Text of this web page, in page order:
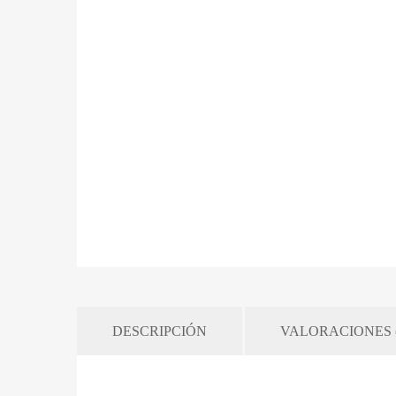
DESCRIPCIÓN VALORACIONES